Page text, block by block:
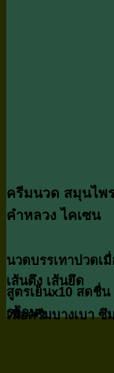
ครีมนวด สมุนไพ
คำหลวง ไคเซน
นวดบรรเทาปวดเ
เส้นตึง เส้นยึด
สูตรเย็นx10 สดชื่
รอ่อนๆ
เนื้อครีมบางเบา ซึ